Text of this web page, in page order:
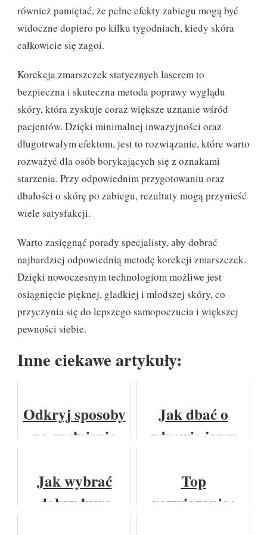
również pamiętać, że pełne efekty zabiegu mogą być
widoczne dopiero po kilku tygodniach, kiedy skóra
całkowicie się zagoi.
Korekcja zmarszczek statycznych laserem to
bezpieczna i skuteczna metoda poprawy wyglądu
skóry, która zyskuje coraz większe uznanie wśród
pacjentów. Dzięki minimalnej inwazyjności oraz
długotrwałym efektom, jest to rozwiązanie, które warto
rozważyć dla osób borykających się z oznakami
starzenia. Przy odpowiednim przygotowaniu oraz
dbałości o skórę po zabiegu, rezultaty mogą przynieść
wiele satysfakcji.
Warto zasięgnąć porady specjalisty, aby dobrać
najbardziej odpowiednią metodę korekcji zmarszczek.
Dzięki nowoczesnym technologiom możliwe jest
osiągnięcie pięknej, gładkiej i młodszej skóry, co
przyczynia się do lepszego samopoczucia i większej
pewności siebie.
Inne ciekawe artykuły:
Odkryj sposoby
na spełnienie
własnym
mieszkaniu!
Jak dbać o
zdrowie jamy
Jak wybrać
dobry kurs
Top
rozwiązania: